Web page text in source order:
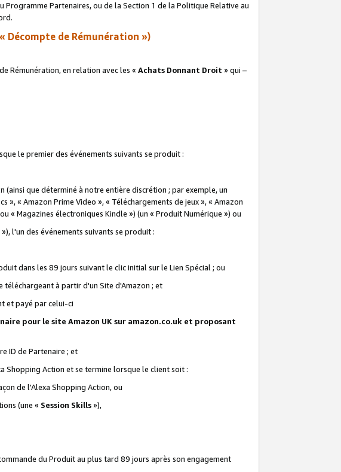
Partenaires, ou de la Section 1 de la Politique Relative au
Décompte de Rémunération »)
Rémunération, en relation avec les « Achats Donnant Droit » qui –
le premier des événements suivants se produit :
que déterminé à notre entière discrétion ; par exemple, un
», « Amazon Prime Video », « Téléchargements de jeux », « Amazon
« Magazines électroniques Kindle ») (un « Produit Numérique ») ou
»), l'un des événements suivants se produit :
dans les 89 jours suivant le clic initial sur le Lien Spécial ; ou
à partir d'un Site d'Amazon ; et
et payé par celui-ci
pour le site Amazon UK sur amazon.co.uk et proposant
ID de Partenaire ; et
Shopping Action et se termine lorsque le client soit :
de l'Alexa Shopping Action, ou
(une « Session Skills»),
du Produit au plus tard 89 jours après son engagement